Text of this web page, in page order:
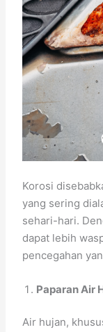
Korosi
yang sering
sehari-hari.
dapat lebih
pencegahan
Paparan Air
Air hujan,